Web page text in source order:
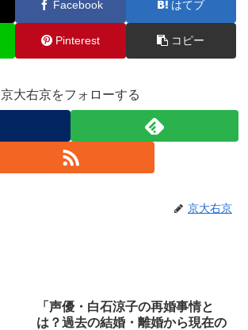
Facebook はてブ
Pinterest コピー
京大右京をフォローする
京大右京
「声優・白石涼子の再婚事情と
は？過去の結婚・離婚から現在の